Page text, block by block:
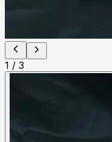
1 / 3